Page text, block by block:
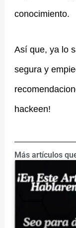
conocimiento.
Así que, ya lo
segura y
hackeen!
Más artículos